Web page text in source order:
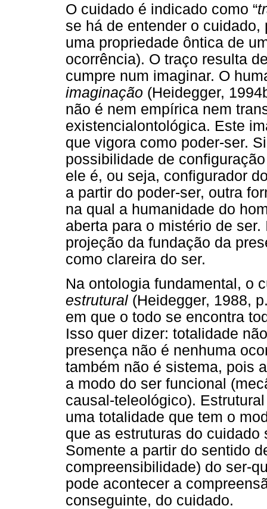
O cuidado é indicado como “
se há de entender o
uma propriedade ôntica de
ocorrência). O traço resulta
cumpre num imaginar. O
imaginação (Heidegger,
não é nem empírica nem
existencialontológica. Este
que vigora como poder-ser.
possibilidade de
ele é, ou seja, configurador
a partir do poder-ser, outra
na qual a humanidade do
aberta para o mistério de
projeção da fundação da
como clareira do ser.
Na ontologia fundamental, o
estrutural (Heidegger, 1988,
em que o todo se encontra
Isso quer dizer: totalidade
presença não é nenhuma
também não é sistema, pois
a modo do ser funcional
causal-teleológico).
uma totalidade que tem o
que as estruturas do
Somente a partir do sentido
compreensibilidade) do ser-
pode acontecer a
conseguinte, do cuidado.